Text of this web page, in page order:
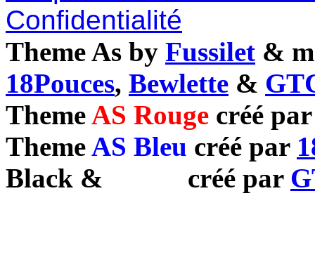
Confidentialité
Theme As by Fussilet &
18Pouces, Bewlette &
ThemeAS Rouge créé
ThemeAS Bleu créé par
Black & créé par